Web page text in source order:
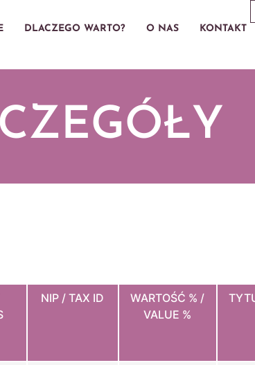
DLACZEGO WARTO? O NAS KONTAKT
NIP / TAX ID
WARTOŚĆ % /
VALUE %